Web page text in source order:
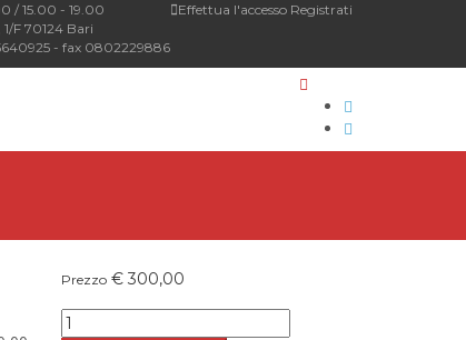
Effettua l'accesso Registrati
/ 15.00 - 19.00
F 70124 Bari
- fax 0802229886
Prezzo €300,00